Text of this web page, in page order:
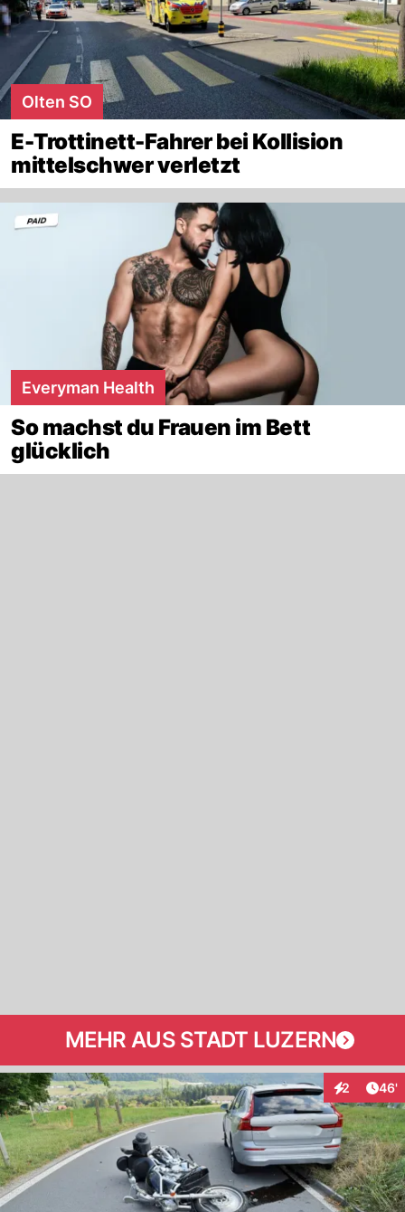
Olten SO
E-Trottinett-Fahrer bei Kollision
mittelschwer verletzt
Everyman Health
So machst du Frauen im Bett
glücklich
MEHR AUS STADT LUZERN
2 46'